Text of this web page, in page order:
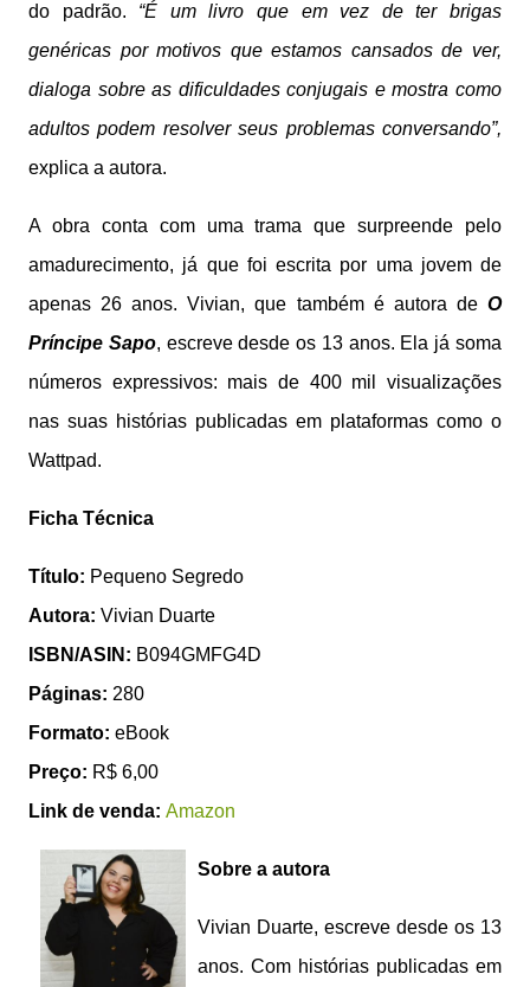
do padrão. “É um livro que em vez de ter brigas
genéricas por motivos que estamos cansados de ver,
dialoga sobre as dificuldades conjugais e mostra como
adultos podem resolver seus problemas conversando”,
explica a autora.
A obra conta com uma trama que surpreende pelo
amadurecimento, já que foi escrita por uma jovem de
apenas 26 anos. Vivian, que também é autora de O
Príncipe Sapo, escreve desde os 13 anos. Ela já soma
números expressivos: mais de 400 mil visualizações
nas suas histórias publicadas em plataformas como o
Wattpad.
Ficha Técnica
Título: Pequeno Segredo
Autora: Vivian Duarte
ISBN/ASIN: B094GMFG4D
Páginas: 280
Formato: eBook
Preço: R$ 6,00
Link de venda: Amazon
Sobre a autora
Vivian Duarte, escreve desde os 13
anos. Com histórias publicadas em